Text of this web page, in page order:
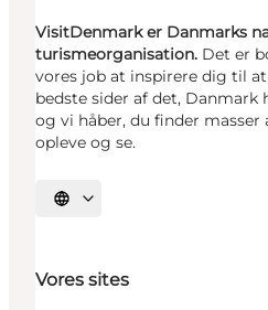
VisitDenmark er Danmarks
turismeorganisation. Det er
vores job at inspirere dig til
bedste sider af det, Danmark
og vi håber, du finder masser
opleve og se.
Vælg sprog
Vores sites